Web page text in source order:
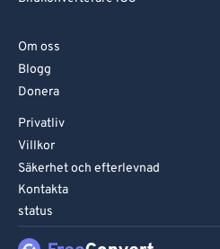
Om oss
Blogg
Donera
Privatliv
Villkor
Säkerhet och efterlevnad
Kontakta
status